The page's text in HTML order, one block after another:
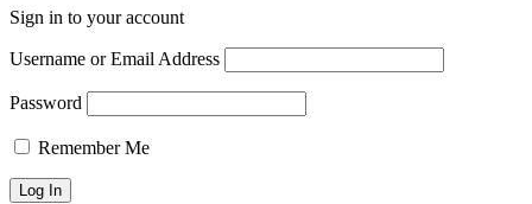
Sign in to your account
Username or Email Address
Password
Remember Me